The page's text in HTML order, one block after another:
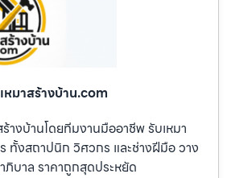
หมาสร้างบ้าน.com
างบ้านโดยทีมงานมืออาชีพ รับเหมา
ทั้งสถาปนิก วิศวกร และช่างฝีมือ วาง
ภิบาล ราคาถูกสุดประหยัด